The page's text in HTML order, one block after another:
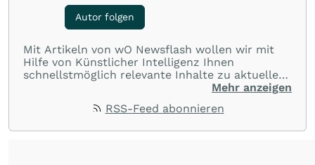
Autor folgen
Mit Artikeln von wO Newsflash wollen wir mit
Hilfe von Künstlicher Intelligenz Ihnen
schnellstmöglich relevante Inhalte zu aktuellen
Ereignissen rund um Börse, Finanzmärkte aus
Mehr anzeigen
RSS-Feed abonnieren